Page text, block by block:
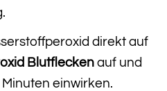
direkt auf
Blutfleckenauf und
Minuten einwirken.